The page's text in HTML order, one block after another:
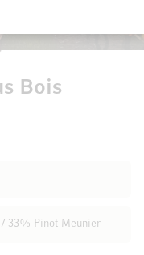
Bois
/ 33% Pinot Meunier